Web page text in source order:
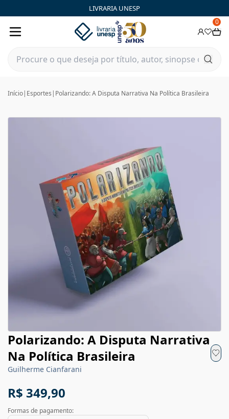
LIVRARIA UNESP
0
Início| Esportes | Polarizando: A Disputa Narrativa Na Política Brasileira
Polarizando: A Disputa Narrativa
Na Política Brasileira
Guilherme Cianfarani
R$ 349,90
Formas de pagamento: